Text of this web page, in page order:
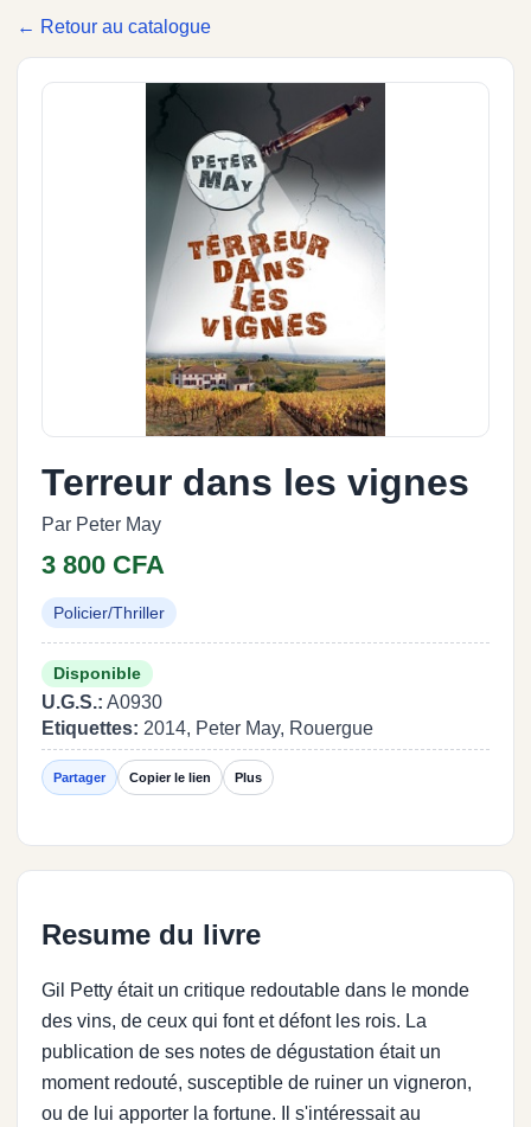
← Retour au catalogue
Terreur dans les vignes
Par Peter May
3 800 CFA
Policier/Thriller
Disponible
U.G.S.: A0930
Etiquettes: 2014, Peter May, Rouergue
Partager Copier le lien Plus
Resume du livre
Gil Petty était un critique redoutable dans le monde
des vins, de ceux qui font et défont les rois. La
publication de ses notes de dégustation était un
moment redouté, susceptible de ruiner un vigneron,
ou de lui apporter la fortune. Il s'intéressait au